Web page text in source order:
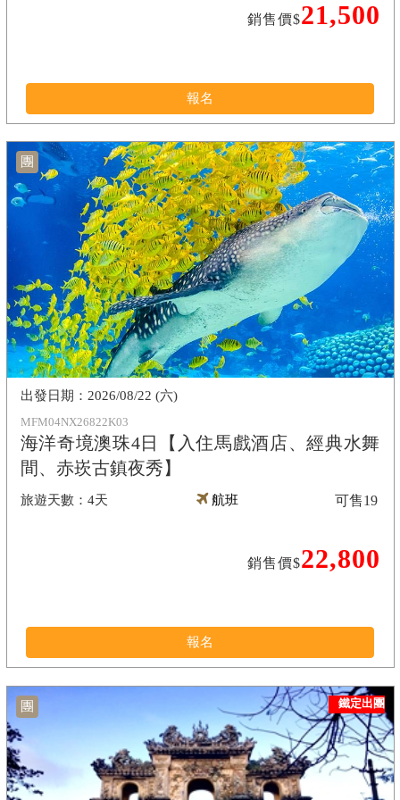
銷售價$21,500
報名
團
MFM04NX26822K03
海洋奇境澳珠4日【入住馬戲酒店、經典水舞
間、赤崁古鎮夜秀】
4天
2026/08/22 (六)
航班
銷售價$22,800
可售19
報名
團 鐵定出團